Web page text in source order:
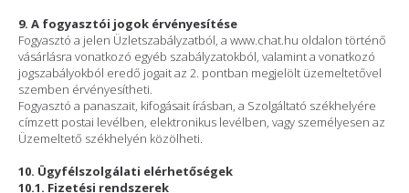
9. A fogyasztói jogok érvényesítése
Fogyasztó a jelen Üzletszabályzatból, a www.chat.hu oldalon történő
vásárlásra vonatkozó egyéb szabályzatokból, valamint a vonatkozó
jogszabályokból eredő jogait az 2. pontban megjelölt üzemeltetővel
szemben érvényesítheti.
Fogyasztó a panaszait, kifogásait írásban, a Szolgáltató székhelyére
címzett postai levélben, elektronikus levélben, vagy személyesen az
Üzemeltető székhelyén közölheti.
10. Ügyfélszolgálati elérhetőségek
10.1. Fizetési rendszerek